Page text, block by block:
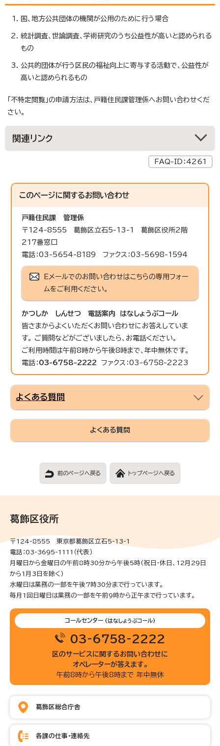
国、地方公共団体の機関が公用のために行う場合
統計調査、世論調査、学術研究のうち公益性が高いと認められる
もの
公共的団体が行う区民の福祉向上に寄与する活動で、公益性が
高いと認められるもの
「不特定閲覧」の申請方法は、戸籍住民課管理係へお問い合わせくだ
さい。
関連リンク
FAQ-ID：4261
このページに関するお問い合わせ
戸籍住民課
管理係
〒124-8555 葛飾区立石5-13-1 葛飾区役所2階
217番窓口
電話：03-5654-8189 ファクス：03-5698-1594
Eメールでのお問い合わせはこちらの専用フォー
ムをご利用ください。
かつしか しんせつ 電話案内 はなしょうぶコール
皆さまからよくいただくお問い合わせにお答えしていま
す。 ご質問などがございましたら、お電話ください。
ご利用時間は午前8時から午後8時まで、年中無休です。
電話： 03-6758-2222 ファクス：03-6758-2223
よくある質問
よくある質問
前のページへ戻る トップページへ戻る
葛飾区役所
〒124-8555 東京都葛飾区立石5-13-1
電話：03-3695-1111（代表）
月曜日から金曜日の午前8時30分から午後5時(祝日・休日、12月29日
から1月3日を除く)
水曜日は業務の一部を午後7時30分まで行っています。
毎月1回日曜日は業務の一部を午前9時から正午まで行っています。
コールセンター (はなしょうぶコール)
03-6758-2222
区のサービスに関するお問い合わせに
オペレーターが答えます。
午前8時から午後8時まで 年中無休
葛飾区総合庁舎
各課の仕事・連絡先